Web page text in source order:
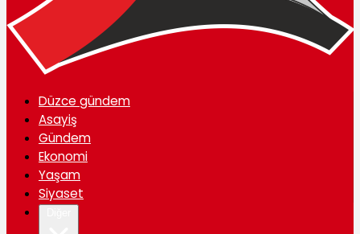
Düzce gündem
Asayiş
Gündem
Ekonomi
Yaşam
Siyaset